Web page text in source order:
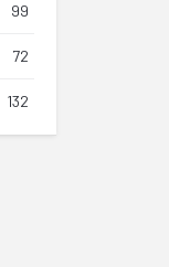
99
72
132